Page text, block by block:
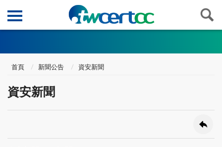
首頁 新聞公告 資安新聞
資安新聞